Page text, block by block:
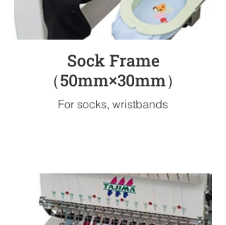
Sock Frame
（50mm×30mm）
For socks, wristbands